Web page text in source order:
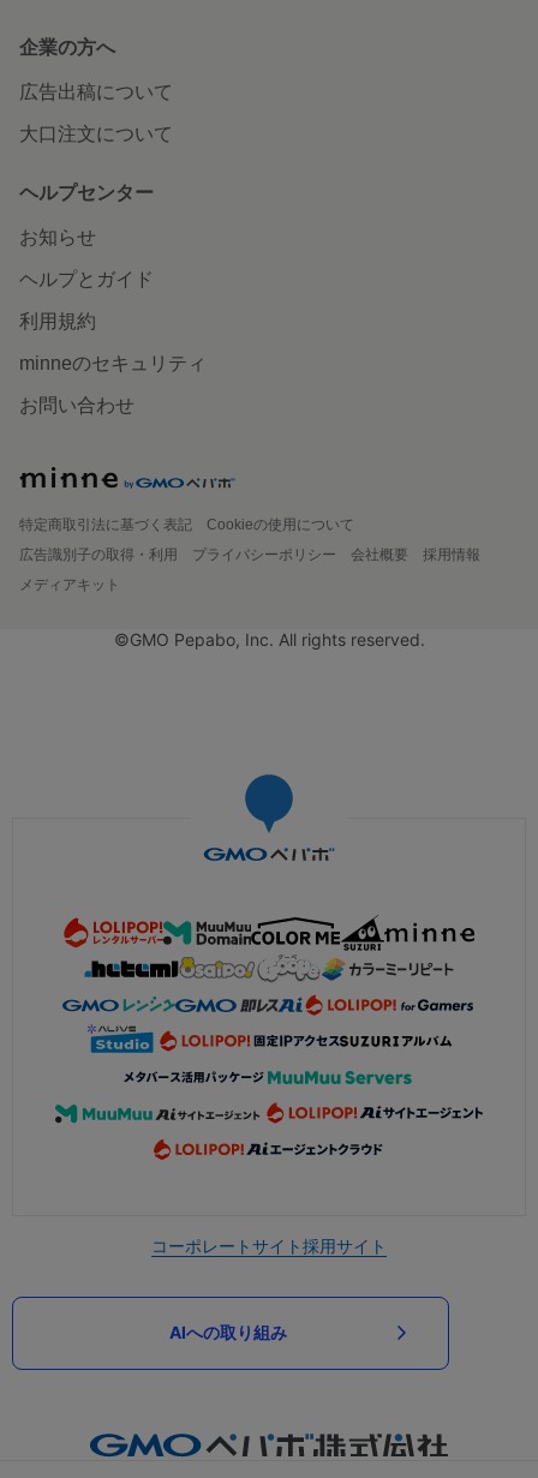
企業の方へ
広告出稿について
大口注文について
ヘルプセンター
お知らせ
ヘルプとガイド
利用規約
minneのセキュリティ
お問い合わせ
特定商取引法に基づく表記
Cookieの使用について
広告識別子の取得・利用
プライバシーポリシー 会社概要
採用情報
メディアキット
©GMO Pepabo, Inc. All rights reserved.
コーポレートサイト採用サイト
AIへの取り組み